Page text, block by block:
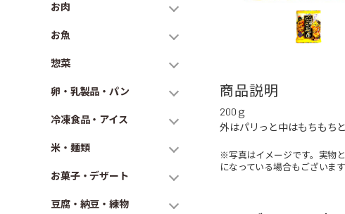
お肉
お魚
惣菜
卵・乳製品・パン
冷凍食品・アイス
米・麺類
お菓子・デザート
豆腐・納豆・練物
商品説明
200ｇ
外はパリっと中はもちもち
※写真はイメージです。実物
になっている場合もございま